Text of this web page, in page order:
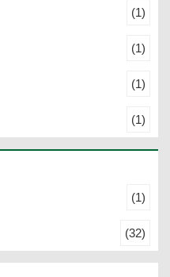
(1)
(1)
(1)
(1)
(1)
(32)